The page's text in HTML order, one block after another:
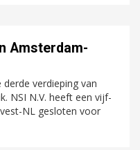
Amsterdam-
verdieping van
NSI N.V. heeft een vijf-
NL gesloten voor